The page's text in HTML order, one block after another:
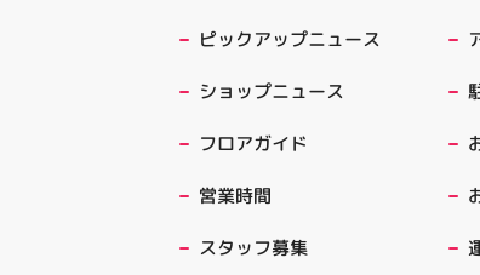
ピックアップニュース
ショップニュース
フロアガイド
営業時間
スタッフ募集